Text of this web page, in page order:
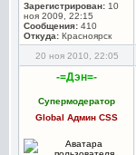
Зарегистрирован: 10
ноя 2009, 22:15
Сообщения: 410
Откуда: Красноярск
20 ноя 2010, 22:05
-=Дэн=-
Супермодератор
Global Админ CSS